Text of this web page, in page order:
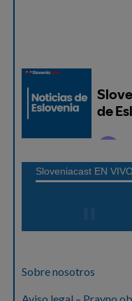
Sobre nosotros
Aviso legal – Pravno